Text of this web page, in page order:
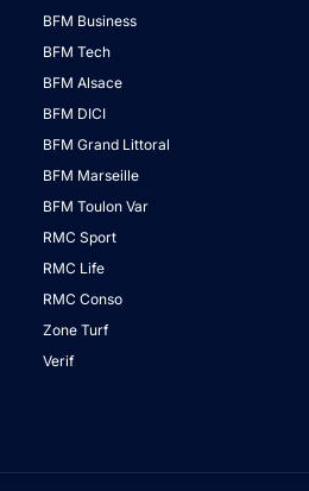
BFM Business
BFM Tech
BFM Alsace
BFM DICI
BFM Grand Littoral
BFM Marseille
BFM Toulon Var
RMC Sport
RMC Life
RMC Conso
Zone Turf
Verif